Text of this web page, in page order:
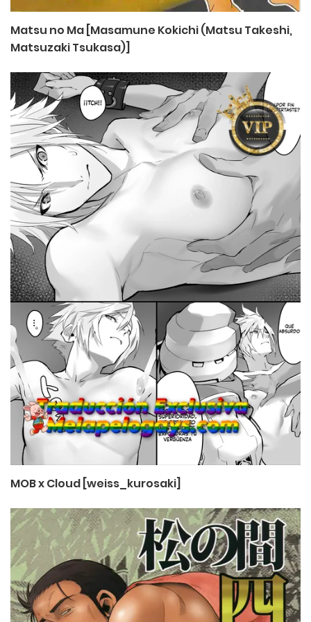
Matsu no Ma [Masamune Kokichi (Matsu Takeshi,
Matsuzaki Tsukasa)]
MOB x Cloud [weiss_kurosaki]